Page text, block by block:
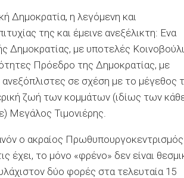
Δημοκρατία, η λεγόμενη και
της και έμεινε ανεξέλικτη: Ενα
Δημοκρατίας, με υποτελές
Πρόεδρο της Δημοκρατίας, με
ανεξόπλιστες σε σχέση με το μέγεθος
ζωή των κομμάτων (ιδίως των
Μεγάλος Τιμονιέρης.
ο ακραίος Πρωθυπουργοκεντρισμός
έχει, το μόνο «φρένο» δεν είναι
δύο φορές στα τελευταία 15